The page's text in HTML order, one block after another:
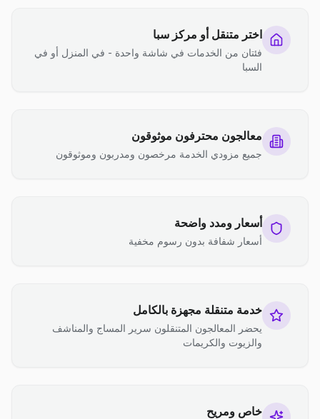
اختر متنقل أو مركز سبا
فئتان من الخدمات في شاشة واحدة - في المنزل أو في
السبا
معالجون محترفون موثوقون
جميع مزودي الخدمة مرخصون ومدربون وموثوقون
أسعار ومدد واضحة
أسعار شفافة بدون رسوم مخفية
خدمة متنقلة مجهزة بالكامل
يحضر المعالجون المتنقلون سرير المساج والمناشف
والزيوت والكريمات
خاص ومريح